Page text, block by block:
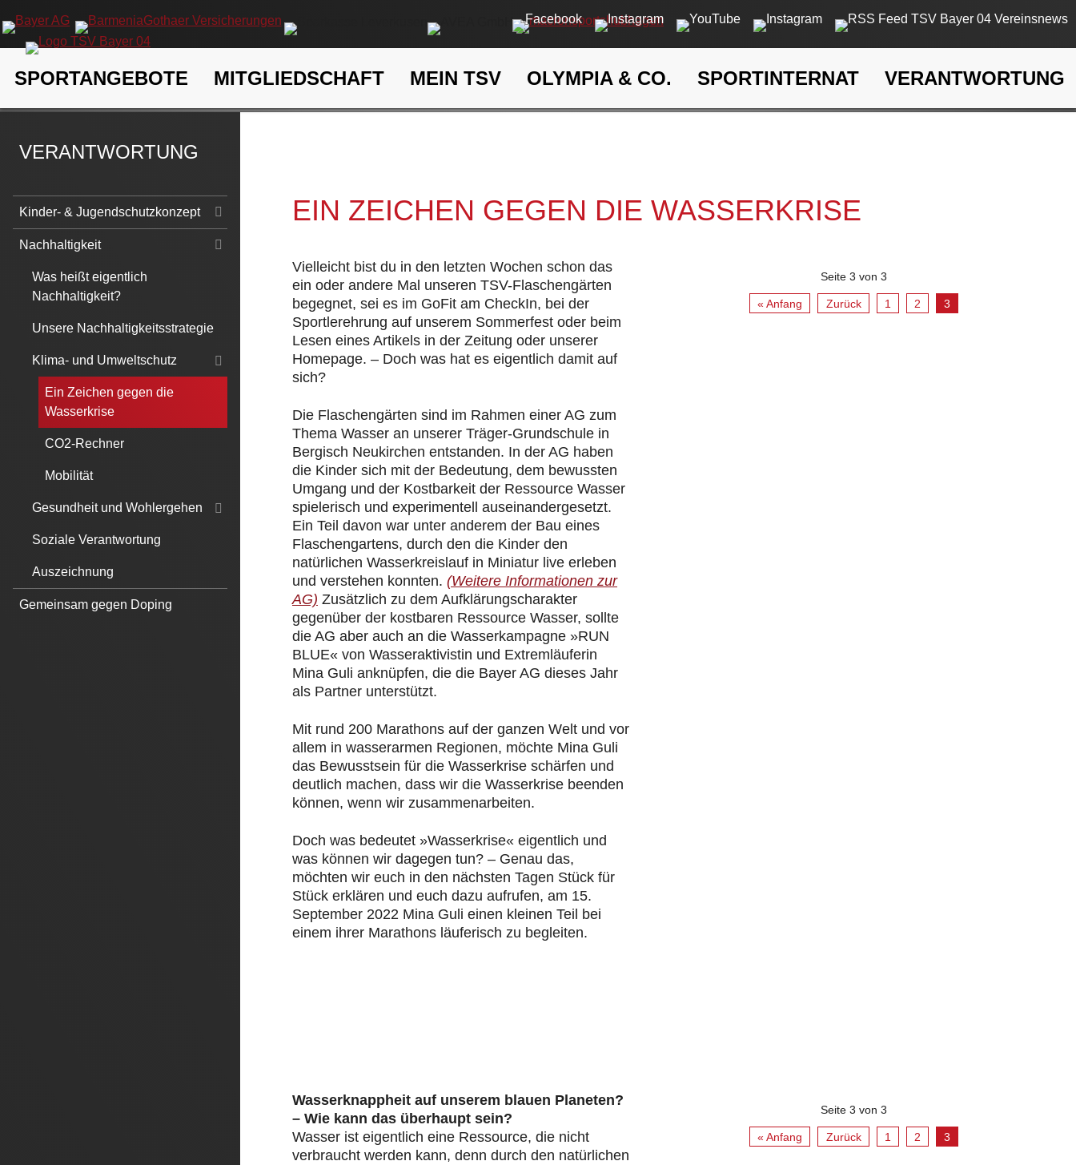
Navigation
überspringen
SPORTANGEBOTE MITGLIEDSCHAFT MEIN TSV OLYMPIA & CO. SPORTINTERNAT VERANTWORTUNG
EIN ZEICHEN GEGEN DIE WASSERKRISE
Vielleicht bist du in den letzten Wochen schon das
ein oder andere Mal unseren TSV-Flaschengärten
begegnet, sei es im GoFit am CheckIn, bei der
Sportlerehrung auf unserem Sommerfest oder beim
Lesen eines Artikels in der Zeitung oder unserer
Homepage. – Doch was hat es eigentlich damit auf
sich?
Die Flaschengärten sind im Rahmen einer AG zum
Thema Wasser an unserer Träger-Grundschule in
Bergisch Neukirchen entstanden. In der AG haben
die Kinder sich mit der Bedeutung, dem bewussten
Umgang und der Kostbarkeit der Ressource Wasser
spielerisch und experimentell auseinandergesetzt.
Ein Teil davon war unter anderem der Bau eines
Flaschengartens, durch den die Kinder den
natürlichen Wasserkreislauf in Miniatur live erleben
und verstehen konnten. (Weitere Informationen zur
AG) Zusätzlich zu dem Aufklärungscharakter
gegenüber der kostbaren Ressource Wasser, sollte
die AG aber auch an die Wasserkampagne »RUN
BLUE« von Wasseraktivistin und Extremläuferin
Mina Guli anknüpfen, die die Bayer AG dieses Jahr
als Partner unterstützt.
Mit rund 200 Marathons auf der ganzen Welt und vor
allem in wasserarmen Regionen, möchte Mina Guli
das Bewusstsein für die Wasserkrise schärfen und
deutlich machen, dass wir die Wasserkrise beenden
können, wenn wir zusammenarbeiten.
Doch was bedeutet »Wasserkrise« eigentlich und
was können wir dagegen tun? – Genau das,
möchten wir euch in den nächsten Tagen Stück für
Stück erklären und euch dazu aufrufen, am 15.
September 2022 Mina Guli einen kleinen Teil bei
einem ihrer Marathons läuferisch zu begleiten.
Seite 3 von 3
« Anfang Zurück 1 2 3
Wasserknappheit auf unserem blauen Planeten?
– Wie kann das überhaupt sein?
Wasser ist eigentlich eine Ressource, die nicht
verbraucht werden kann, denn durch den natürlichen
Seite 3 von 3
« Anfang Zurück 1 2 3
VERANTWORTUNG
Navigation
überspringen
Kinder- & Jugendschutzkonzept
Nachhaltigkeit
Was heißt eigentlich
Nachhaltigkeit?
Unsere Nachhaltigkeitsstrategie
Klima- und Umweltschutz
Ein Zeichen gegen die
Wasserkrise
CO2-Rechner
Mobilität
Gesundheit und Wohlergehen
Soziale Verantwortung
Auszeichnung
Gemeinsam gegen Doping